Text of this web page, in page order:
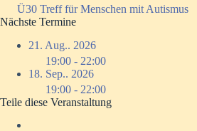
Ü30 Treff für Menschen mit Autismus
Nächste Termine
21. Aug.. 2026
19:00 - 22:00
18. Sep.. 2026
19:00 - 22:00
Teile diese Veranstaltung